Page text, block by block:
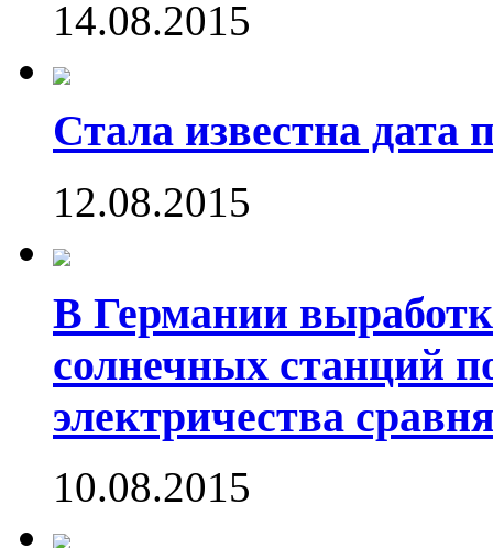
14.08.2015
Стала известна дата
12.08.2015
В Германии
солнечных станций
электричества
10.08.2015